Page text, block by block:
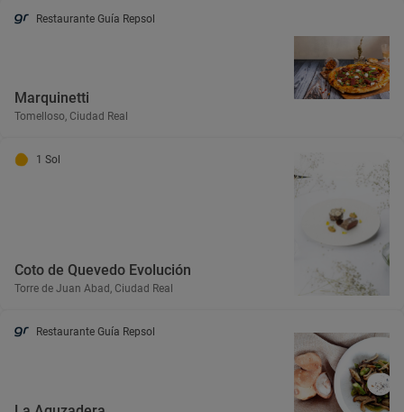
Restaurante Guía Repsol
Marquinetti
Tomelloso, Ciudad Real
1 Sol
Coto de Quevedo Evolución
Torre de Juan Abad, Ciudad Real
Restaurante Guía Repsol